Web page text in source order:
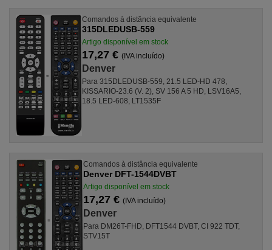
Comandos à distância equivalente
315DLEDUSB-559
Artigo disponível em stock
17,27 € (IVA incluído)
Denver
Para 315DLEDUSB-559, 21.5 LED-HD 478,
KISSARIO-23.6 (V. 2), SV 156 A 5 HD, LSV16A5,
18.5 LED-608, LT1535F
Comandos à distância equivalente
Denver DFT-1544DVBT
Artigo disponível em stock
17,27 €(IVA incluído)
Denver
Para DM26T-FHD, DFT1544 DVBT, CI 922 TDT,
STV15T